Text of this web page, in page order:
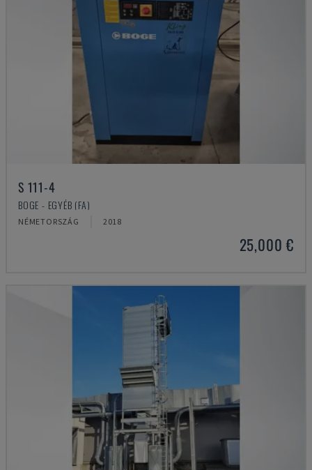
S 111-4
BOGE - EGYÉB (FA)
NÉMETORSZÁG 2018
25,000 €